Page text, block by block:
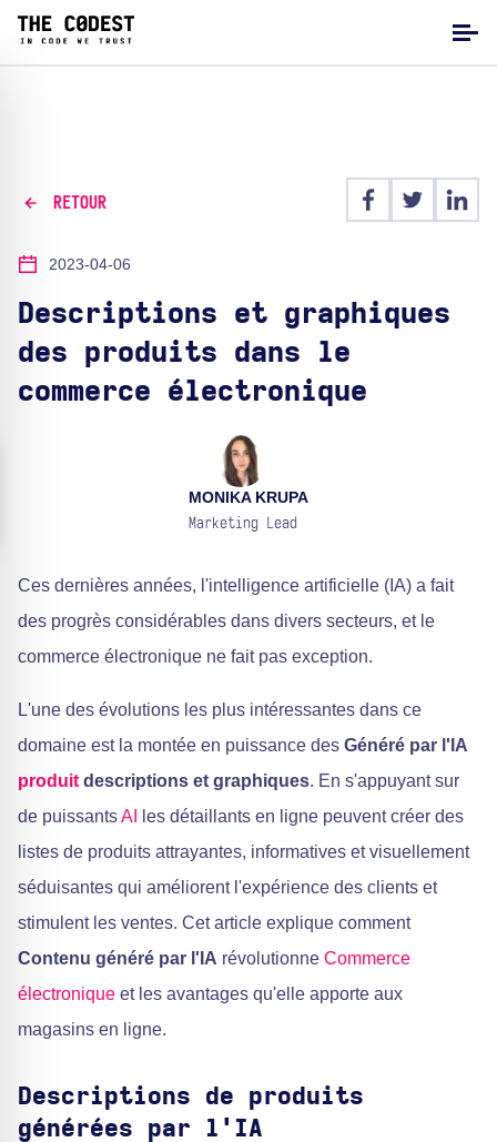
RETOUR
2023-04-06
Descriptions et graphiques
des produits dans le
commerce électronique
MONIKA KRUPA
Marketing Lead
Ces dernières années, l'intelligence artificielle (IA) a fait
des progrès considérables dans divers secteurs, et le
commerce électronique ne fait pas exception.
L'une des évolutions les plus intéressantes dans ce
domaine est la montée en puissance des Généré par l'IA
produit descriptions et graphiques. En s'appuyant sur
de puissantsAI
les détaillants en ligne peuvent créer des
listes de produits attrayantes, informatives et visuellement
séduisantes qui améliorent l'expérience des clients et
stimulent les ventes. Cet article explique comment
Contenu généré par l'IA révolutionne Commerce
électronique et les avantages qu'elle apporte aux
magasins en ligne.
Descriptions de produits
générées par l'IA